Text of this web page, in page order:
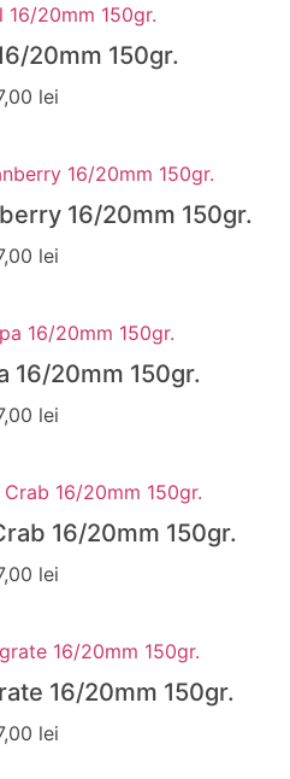
20mm 150gr.
lei
16/20mm 150gr.
lei
16/20mm 150gr.
lei
16/20mm 150gr.
lei
16/20mm 150gr.
lei